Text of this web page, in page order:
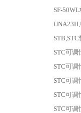
SF-
STC可调
STC可调
STC可调
STC可调
STC可调